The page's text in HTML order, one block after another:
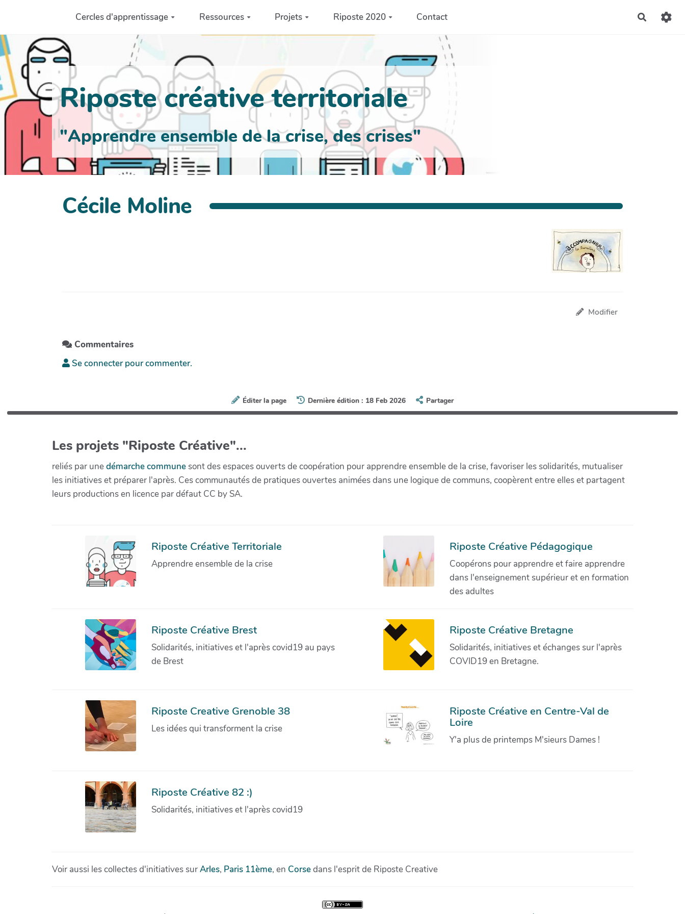
Aller au contenu principalCercles d'apprentissage Ressources Projets Riposte 2020 Contact
Riposte créative territoriale
"Apprendre ensemble de la crise, des crises"
Cécile Moline
Modifier
Commentaires
Se connecter pour commenter.
Éditer la page Dernière édition : 18 Feb 2026 Partager
Les projets "Riposte Créative"...
reliés par unedémarche communesont des espaces ouverts de coopération pour apprendre ensemble de la crise, favoriser les solidarités, mutualiser
les initiatives et préparer l'après. Ces communautés de pratiques ouvertes animées dans une logique de communs, coopèrent entre elles et partagent
leurs productions en licence par défaut CC by SA.
Riposte Créative Territoriale
Apprendre ensemble de la crise
Riposte Créative Pédagogique
Coopérons pour apprendre et faire apprendre
dans l'enseignement supérieur et en formation
des adultes
Riposte Créative Brest
Solidarités, initiatives et l'après covid19 au pays
de Brest
Riposte Créative Bretagne
Solidarités, initiatives et échanges sur l'après
COVID19 en Bretagne.
Riposte Creative Grenoble 38
Les idées qui transforment la crise
Riposte Créative en Centre-Val de
Loire
Y'a plus de printemps M'sieurs Dames !
Riposte Créative 82 :)
Solidarités, initiatives et l'après covid19
Voir aussi les collectes d'initiatives surArles, Paris 11ème, en Corsedans l'esprit de Riposte Creative